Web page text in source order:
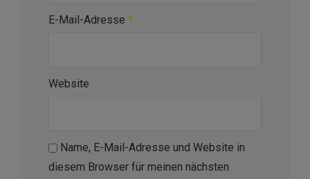
E-Mail-Adresse *
Website
Name, E-Mail-Adresse und Website in
diesem Browser für meinen nächsten